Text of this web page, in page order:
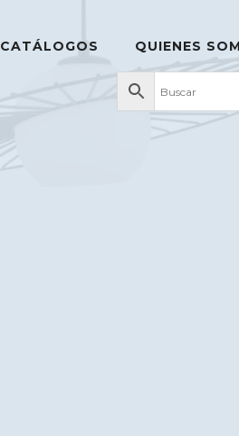
CATÁLOGOS QUIENES